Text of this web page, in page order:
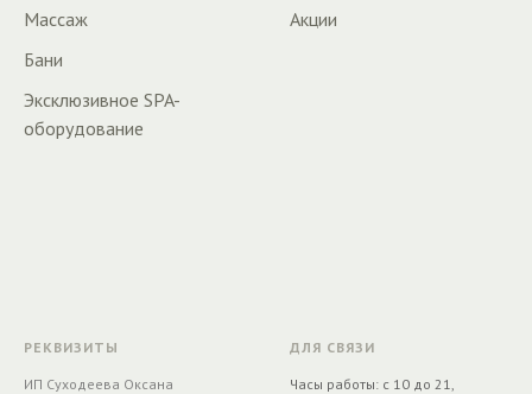
Массаж
Бани
Эксклюзивное SPA-
оборудование
Акции
РЕКВИЗИТЫ
ИП Суходеева Оксана
ДЛЯ СВЯЗИ
Часы работы: с 10 до 21,